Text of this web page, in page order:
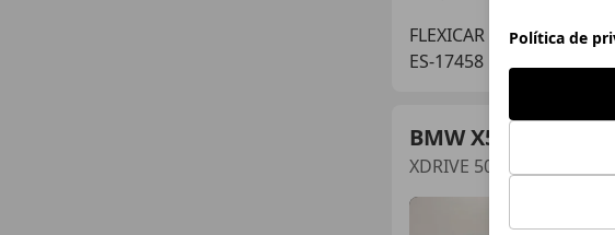
FLEXICAR GIRONA
ES-17458 Fornells de la
BMW X5
XDRIVE 50E
Política de